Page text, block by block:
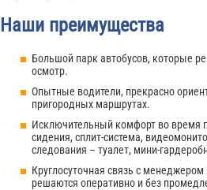
Наши преимущества
Большой парк автобусов, которые
осмотр.
Опытные водители, прекрасно
пригородных маршрутах.
Исключительный комфорт во время
сидения, сплит-система,
следования – туалет, мини-
Круглосуточная связь с
решаются оперативно и без